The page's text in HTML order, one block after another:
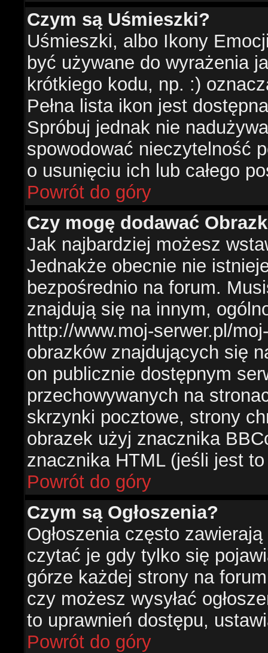
Czym są Uśmieszki?
Uśmieszki, albo Ikony
być używane do wyrażenia
krótkiego kodu, np. :)
Pełna lista ikon jest
Spróbuj jednak nie
spowodować nieczytelność
o usunięciu ich lub całego
Powrót do góry
Czy mogę dodawać
Jak najbardziej możesz
Jednakże obecnie nie
bezpośrednio na forum.
znajdują się na innym,
http://www.moj-serwer.pl/
obrazków znajdujących się
on publicznie dostępnym
przechowywanych na
skrzynki pocztowe, strony
obrazek użyj znacznika
znacznika HTML (jeśli jest
Powrót do góry
Czym są Ogłoszenia?
Ogłoszenia często
czytać je gdy tylko się
górze każdej strony na
czy możesz wysyłać
to uprawnień dostępu,
Powrót do góry